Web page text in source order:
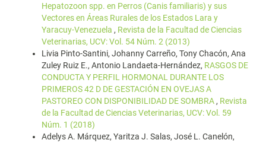
Hepatozoon spp. en Perros (Canis familiaris) y sus
Vectores en Áreas Rurales de los Estados Lara y
Yaracuy-Venezuela , Revista de la Facultad de Ciencias
Veterinarias, UCV: Vol. 54 Núm. 2 (2013)
Livia Pinto-Santini, Johanny Carreño, Tony Chacón, Ana
Zuley Ruiz E., Antonio Landaeta-Hernández, RASGOS DE
CONDUCTA Y PERFIL HORMONAL DURANTE LOS
PRIMEROS 42 D DE GESTACIÓN EN OVEJAS A
PASTOREO CON DISPONIBILIDAD DE SOMBRA , Revista
de la Facultad de Ciencias Veterinarias, UCV: Vol. 59
Núm. 1 (2018)
Adelys A. Márquez, Yaritza J. Salas, José L. Canelón,